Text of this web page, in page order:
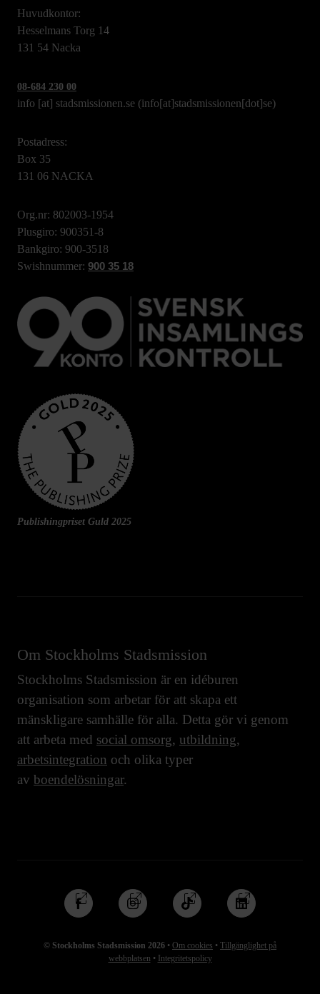
Huvudkontor:
Hesselmans Torg 14
131 54 Nacka
08-684 230 00
info [at] stadsmissionen.se (info[at]stadsmissionen[dot]se)
Postadress:
Box 35
131 06 NACKA
Org.nr: 802003-1954
Plusgiro: 900351-8
Bankgiro: 900-3518
Swishnummer: 900 35 18
Publishingpriset Guld 2025
Om Stockholms Stadsmission
Stockholms Stadsmission är en idéburen
organisation som arbetar för att skapa ett
mänskligare samhälle för alla. Detta gör vi genom
att arbeta med social omsorg, utbildning,
arbetsintegration och olika typer
av boendelösningar.
© Stockholms Stadsmission 2026 • Om cookies • Tillgänglighet på
webbplatsen • Integritetspolicy
Följ
oss
Facebook
Följ
oss
Instagram
Följ
oss
TikTok
Följ
oss
Linkedin